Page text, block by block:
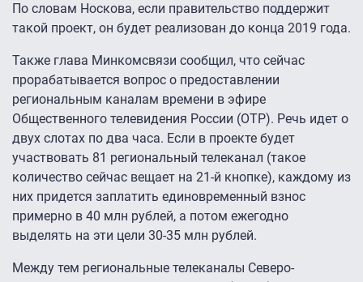
По словам Носкова, если правительство поддержит
такой проект, он будет реализован до конца 2019 года.
Также глава Минкомсвязи сообщил, что сейчас
прорабатывается вопрос о предоставлении
региональным каналам времени в эфире
Общественного телевидения России (ОТР). Речь идет о
двух слотах по два часа. Если в проекте будет
участвовать 81 региональный телеканал (такое
количество сейчас вещает на 21-й кнопке), каждому из
них придется заплатить единовременный взнос
примерно в 40 млн рублей, а потом ежегодно
выделять на эти цели 30-35 млн рублей.
Между тем региональные телеканалы Северо-